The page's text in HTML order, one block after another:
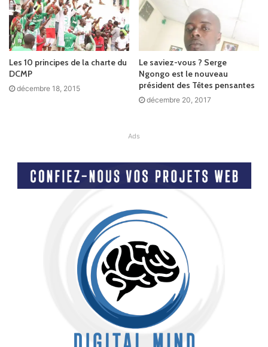
Les 10 principes de la charte du
DCMP
décembre 18, 2015
Le saviez-vous ? Serge
Ngongo est le nouveau
président des Têtes pensantes
décembre 20, 2017
Ads